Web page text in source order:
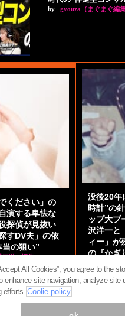
by gyouza（まぐまぐ編集
ください」の
演する卑怯な
探偵が見抜い
すDV夫」の依
当の狙い”
説の探偵』
没後20年
時計”の
ップ大ブ
沢洋一と
ィー」が
の『かぎ
MAG2
All Cookies”, you agree to the
enhance site navigation, analyze site
efforts.Coolie policy